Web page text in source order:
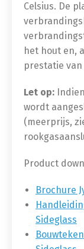
Celsius. De
het hout en,
prestatie
Let op:
wordt
(meerprijs,
Product
Brochure
Sideglass